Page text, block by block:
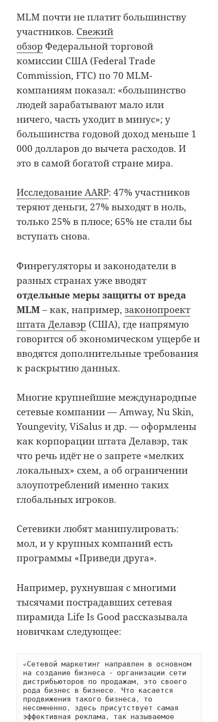
MLM почти не платит большинству
участников. Свежий
обзор Федеральной торговой
комиссии США (Federal Trade
Commission, FTC) по 70 MLM-
компаниям показал: «большинство
людей зарабатывают мало или
ничего, часть уходит в минус»; у
большинства годовой доход меньше 1
000 долларов до вычета расходов. И
это в самой богатой стране мира.
Исследование AARP: 47% участников
теряют деньги, 27% выходят в ноль,
только 25% в плюсе; 65% не стали бы
вступать снова.
Финрегуляторы и законодатели в
разных странах уже вводят
отдельные меры защиты от вреда
MLM– как, например,законопроект
штата Делавэр (США), где напрямую
говорится об экономическом ущербе и
вводятся дополнительные требования
к раскрытию данных.
Многие крупнейшие международные
сетевые компании — Amway, Nu Skin,
Youngevity, ViSalus и др. — оформлены
как корпорации штата Делавэр, так
что речь идёт не о запрете «мелких
локальных» схем, а об ограничении
злоупотреблений именно таких
глобальных игроков.
Сетевики любят манипулировать:
мол, и у крупных компаний есть
программы «Приведи друга».
Например, рухнувшая с многими
тысячами пострадавших сетевая
пирамида Life Is Good рассказывала
новичкам следующее:
«Сетевой маркетинг направлен в основном
на создание бизнеса - организации сети
дистрибьюторов по продажам, это своего
рода бизнес в бизнесе. Что касается
продвижения такого бизнеса, то
несомненно, здесь присутствует самая
эффективная реклама, так называемое